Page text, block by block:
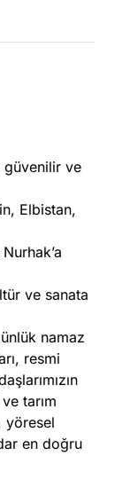
güvenilir ve
Elbistan,
ve sanata
namaz
resmi
tarım
yöresel
en doğru